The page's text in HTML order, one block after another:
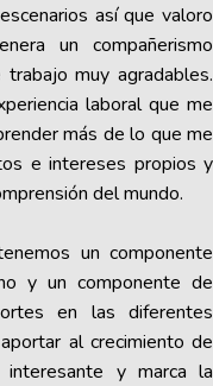
así que valoro
un compañerismo
muy agradables.
laboral que me
más de lo que me
e intereses propios y
del mundo.
un componente
y un componente de
en las diferentes
al crecimiento de
interesante y marca la